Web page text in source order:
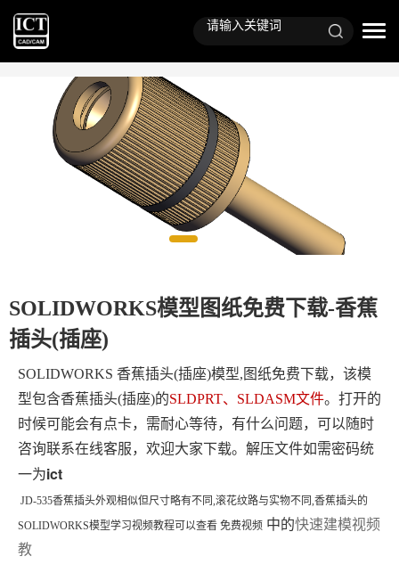
SOLIDWORKS模型图纸免费下载-香蕉
插头(插座)
SOLIDWORKS 香蕉插头(插座)模型,图纸免费下载，该模
型包含香蕉插头(插座)的SLDPRT、SLDASM文件。打开的
时候可能会有点卡，需耐心等待，有什么问题，可以随时
咨询联系在线客服，欢迎大家下载。解压文件如需密码统
一为ict
JD-535香蕉插头外观相似但尺寸略有不同,滚花纹路与实物不同,香蕉插头的
SOLIDWORKS模型学习视频教程可以查看 免费视频 中的快速建模视频
教